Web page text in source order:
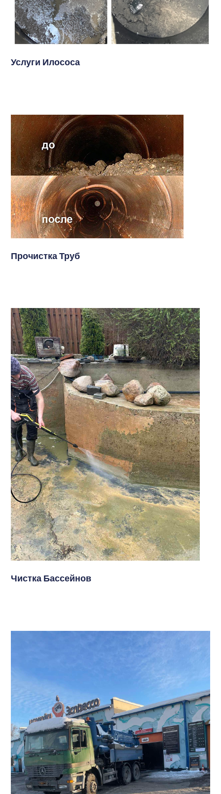
Услуги Илососа
Прочистка Труб
Чистка Бассейнов